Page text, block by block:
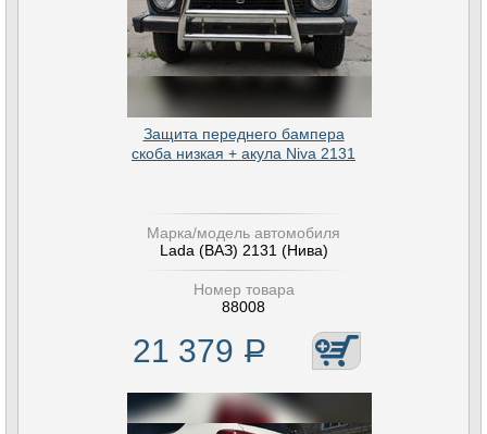
Защита переднего бампера
скоба низкая + акула Niva 2131
Марка/модель автомобиля
Lada (ВАЗ) 2131 (Нива)
Номер товара
88008
21 379 Р